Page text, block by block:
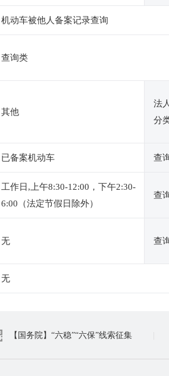
机动车被他人备案记录查询
查询类
其他
法
分
已备案机动车 查
工作日,上午8:30-12:00，下午2:30-
6:00（法定节假日除外）
查
无 查
无
【国务院】“六稳”“六保”线索征集